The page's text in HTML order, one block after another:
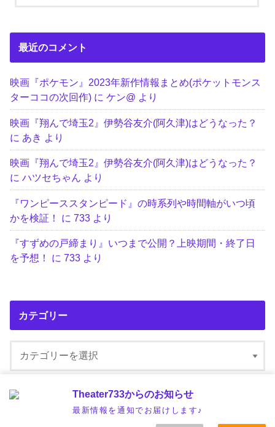
最近のコメント
映画『ポケモン』2023年新作情報まとめ(ポケットモンス
ターココの次回作) にケン@ より
映画『翔んで埼玉2』伊勢谷友介(阿久津)はどうなった？
に あき より
映画『翔んで埼玉2』伊勢谷友介(阿久津)はどうなった？
にハツセちゃん より
『ワンピーススタンピード』の時系列や時間軸がいつ頃
かを検証！
に733 より
『すずめの戸締まり』いつまで公開？上映期間・終了日
を予想！
に733 より
カテゴリー
Theater733からのお知らせ
最新情報を通知でお届けします♪